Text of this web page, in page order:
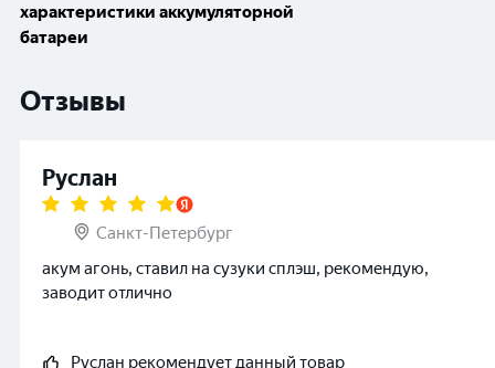
характеристики аккумуляторной
батареи
Отзывы
Руслан
Санкт-Петербург
акум агонь, ставил на сузуки сплэш, рекомендую,
заводит отлично
Руслан рекомендует данный товар